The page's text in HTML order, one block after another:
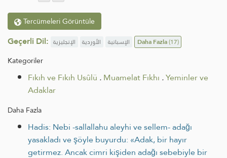
Tercümeleri Görüntüle
Geçerli Dil: الإنجليزية الأوردية الإسبانية Daha Fazla(17)
Kategoriler
Fıkıh ve Fıkıh Usûlü .Muamelat Fıkhı .Yeminler ve
Adaklar
Daha Fazla
Hadis: Nebi -sallallahu aleyhi ve sellem- adağı
yasakladı ve şöyle buyurdu: «Adak, bir hayır
getirmez. Ancak cimri kişiden adağı sebebiyle bir